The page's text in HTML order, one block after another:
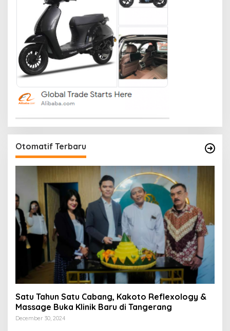
Otomatif Terbaru
Satu Tahun Satu Cabang, Kakoto Reflexology &
Massage Buka Klinik Baru di Tangerang
December 30, 2024